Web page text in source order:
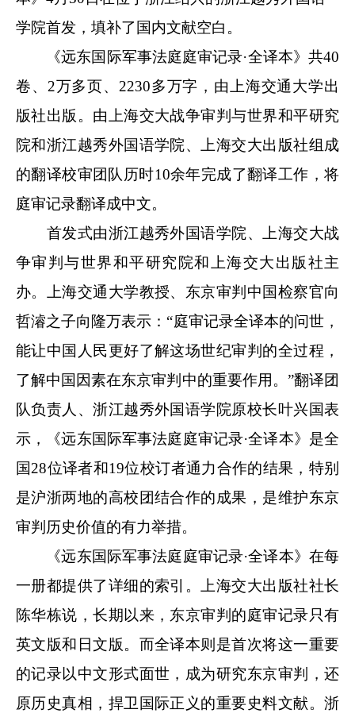
学院首发，填补了国内文献空白。
《远东国际军事法庭庭审记录·全译本》共40
卷、2万多页、2230多万字，由上海交通大学出
版社出版。由上海交大战争审判与世界和平研究
院和浙江越秀外国语学院、上海交大出版社组成
的翻译校审团队历时10余年完成了翻译工作，将
庭审记录翻译成中文。
首发式由浙江越秀外国语学院、上海交大战
争审判与世界和平研究院和上海交大出版社主
办。上海交通大学教授、东京审判中国检察官向
哲濬之子向隆万表示：“庭审记录全译本的问世，
能让中国人民更好了解这场世纪审判的全过程，
了解中国因素在东京审判中的重要作用。”翻译团
队负责人、浙江越秀外国语学院原校长叶兴国表
示，《远东国际军事法庭庭审记录·全译本》是全
国28位译者和19位校订者通力合作的结果，特别
是沪浙两地的高校团结合作的成果，是维护东京
审判历史价值的有力举措。
《远东国际军事法庭庭审记录·全译本》在每
一册都提供了详细的索引。上海交大出版社社长
陈华栋说，长期以来，东京审判的庭审记录只有
英文版和日文版。而全译本则是首次将这一重要
的记录以中文形式面世，成为研究东京审判，还
原历史真相，捍卫国际正义的重要史料文献。浙